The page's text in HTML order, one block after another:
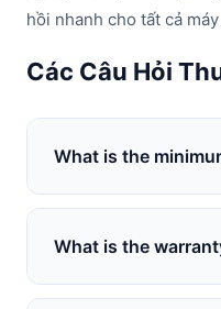
hồi nhanh cho tất cả
Các Câu Hỏi
What is the
1 set
What is the
1 year